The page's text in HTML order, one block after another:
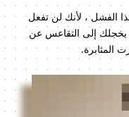
الفشل ، لأنك لن تفعل
يخجلك إلى التقاعس عن
المثابرة.